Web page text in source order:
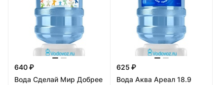
640 ₽
Вода Сделай Мир Добрее
625 ₽
Вода Аква Ареал 18.9